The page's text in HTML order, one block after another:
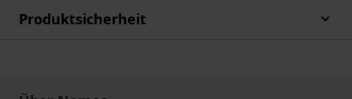
Produktsicherheit